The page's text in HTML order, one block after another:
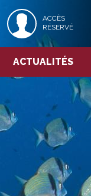
ACCÈS
RÉSERVÉ
ACTUALITÉS